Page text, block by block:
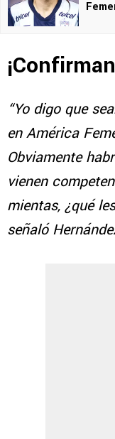
“Yo digo que
en América
Obviamente
vienen
mientas, ¿qué
señaló